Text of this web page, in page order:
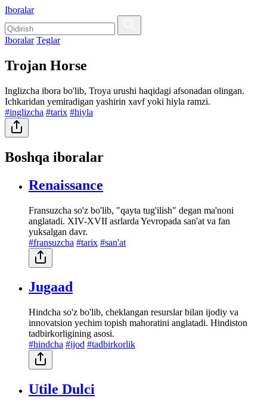
Iboralar
Iboralar Teglar
Trojan Horse
Inglizcha ibora bo'lib, Troya urushi haqidagi afsonadan olingan.
Ichkaridan yemiradigan yashirin xavf yoki hiyla ramzi.
#inglizcha #tarix #hiyla
Boshqa iboralar
Renaissance
Fransuzcha so'z bo'lib, "qayta tug'ilish" degan ma'noni
anglatadi. XIV-XVII asrlarda Yevropada san'at va fan
yuksalgan davr.
#fransuzcha #tarix #san'at
Jugaad
Hindcha so'z bo'lib, cheklangan resurslar bilan ijodiy va
innovatsion yechim topish mahoratini anglatadi. Hindiston
tadbirkorligining asosi.
#hindcha #ijod #tadbirkorlik
Utile Dulci